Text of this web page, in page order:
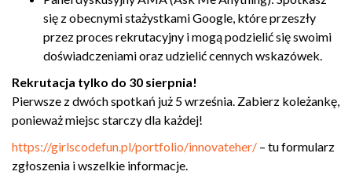
się z obecnymi stażystkami Google, które przeszły
przez proces rekrutacyjny i mogą podzielić się swoimi
doświadczeniami oraz udzielić cennych wskazówek.
Rekrutacja tylko do 30 sierpnia!
Pierwsze z dwóch spotkań już 5 września. Zabierz koleżankę,
ponieważ miejsc starczy dla każdej!
https://girlscodefun.pl/portfolio/innovateher/ – tu formularz
zgłoszenia i wszelkie informacje.